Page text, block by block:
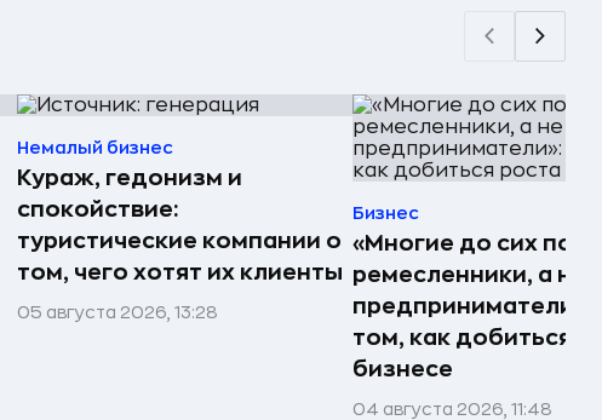
Немалый бизнес
Кураж, гедонизм и
спокойствие:
туристические компании о
том, чего хотят их клиенты
05 августа 2026, 13:28
Бизнес
«Многие до сих пор
ремесленники, а не
предприниматели»:
том, как добиться
бизнесе
04 августа 2026, 11:48